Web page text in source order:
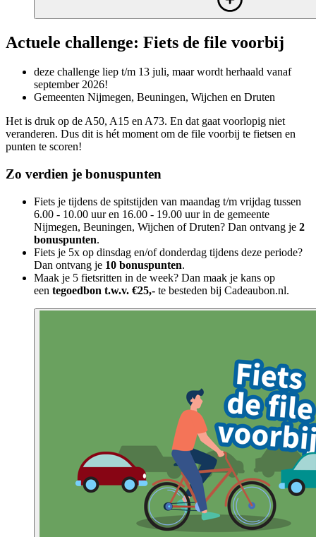
Actuele challenge: Fiets de file voorbij
deze challenge liep t/m 13 juli, maar wordt herhaald vanaf
september 2026!
Gemeenten Nijmegen, Beuningen, Wijchen en Druten
Het is druk op de A50, A15 en A73. En dat gaat voorlopig niet
veranderen. Dus dit is hét moment om de file voorbij te fietsen en
punten te scoren!
Zo verdien je bonuspunten
Fiets je tijdens de spitstijden van maandag t/m vrijdag tussen
6.00 - 10.00 uur en 16.00 - 19.00 uur in de gemeente
Nijmegen, Beuningen, Wijchen of Druten? Dan ontvang je 2
bonuspunten.
Fiets je 5x op dinsdag en/of donderdag tijdens deze periode?
Dan ontvang je 10 bonuspunten.
Maak je 5 fietsritten in de week? Dan maak je kans op
een tegoedbon t.w.v. €25,- te besteden bij Cadeaubon.nl.